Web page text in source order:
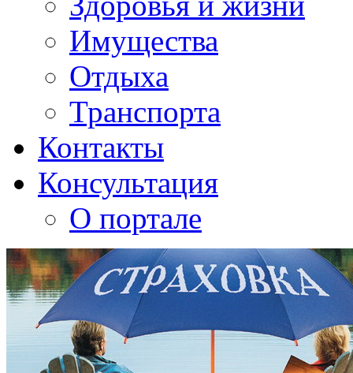
Имущества
Отдыха
Транспорта
Контакты
Консультация
О портале